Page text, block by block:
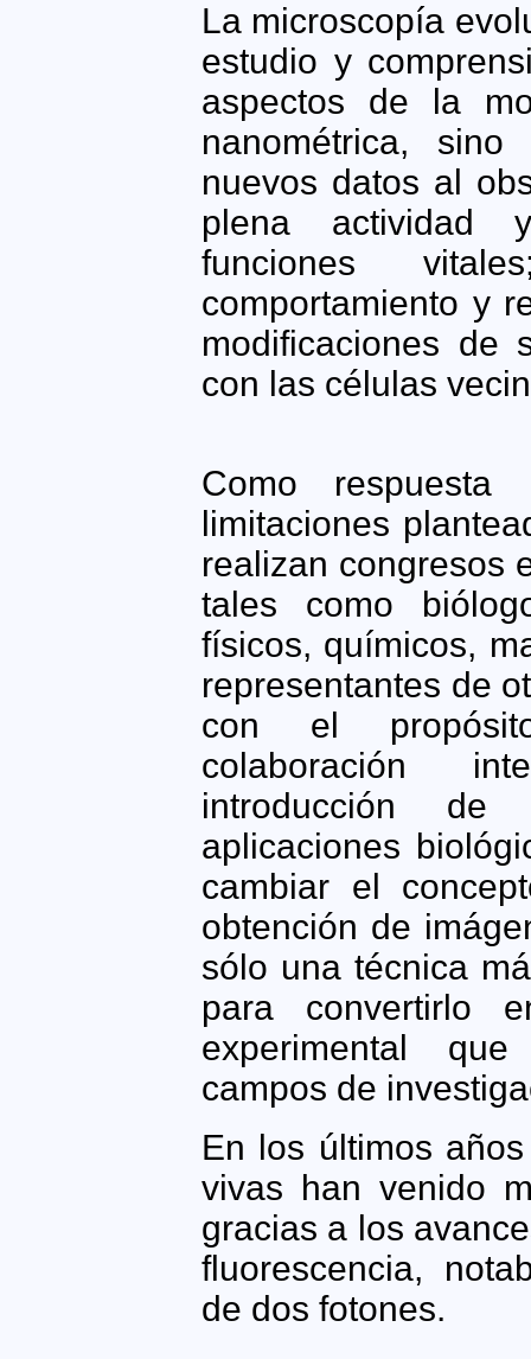
La microscopía
estudio y
aspectos de la
nanométrica,
nuevos datos al
plena actividad
funciones
comportamiento y
modificaciones de
con las células
Como
limitaciones
realizan congresos
tales como
físicos, químicos,
representantes de
con el
colaboración
introducción
aplicaciones
cambiar el
obtención de
sólo una técnica
para convertirlo
experimental
campos de
En los últimos
vivas han venido
gracias a los
fluorescencia,
de dos fotones.